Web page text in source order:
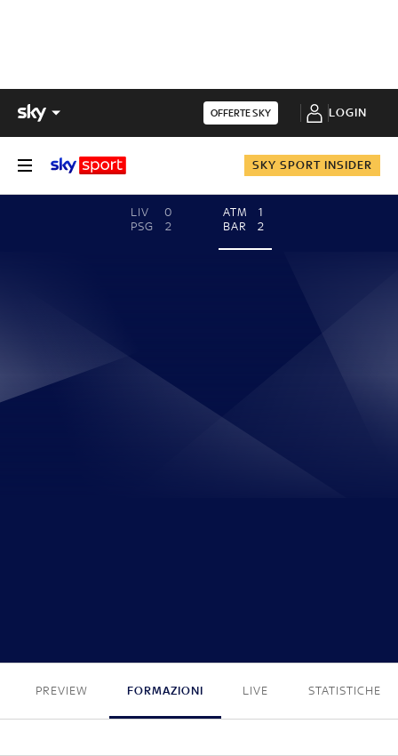
OFFERTE SKY LOGIN
SKY SPORT INSIDER
LIV
0
PSG
2
ATM
1
BAR
2
PREVIEW FORMAZIONI LIVE STATISTICHE